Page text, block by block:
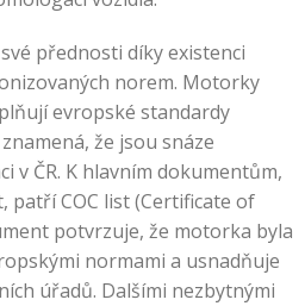
přednosti díky existenci
norem. Motorky
evropské standardy
že jsou snáze
v ČR. K hlavním dokumentům,
COC list (Certificate of
potvrzuje, že motorka byla
normami a usnadňuje
úřadů. Dalšími nezbytnými